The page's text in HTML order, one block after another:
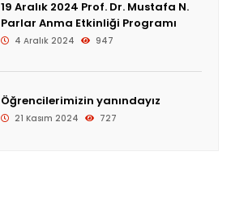
19 Aralık 2024 Prof. Dr. Mustafa N.
Parlar Anma Etkinliği Programı
4 Aralık 2024 947
Öğrencilerimizin yanındayız
21 Kasım 2024 727